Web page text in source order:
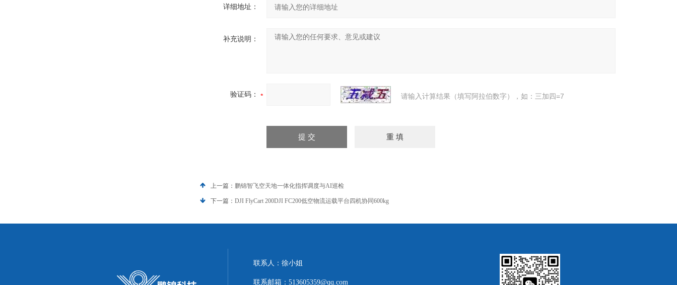
详细地址：
补充说明：
验证码： 请输入计算结果（填写阿拉伯数字），如：三加四=7
上一篇： 鹏锦智飞空天地一体化指挥调度与AI巡检
下一篇： DJI FlyCart 200DJI FC200低空物流运载平台四机协同600kg
联系人：徐小姐
联系邮箱：513605359@qq.com